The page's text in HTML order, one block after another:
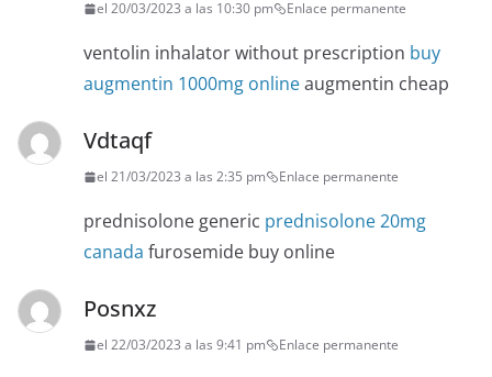
el 20/03/2023 a las 10:30 pm Enlace permanente
ventolin inhalator without prescription buy
augmentin 1000mg onlineaugmentin cheap
Vdtaqf
el 21/03/2023 a las 2:35 pm Enlace permanente
prednisolone generic prednisolone 20mg
canada furosemide buy online
Posnxz
el 22/03/2023 a las 9:41 pm Enlace permanente